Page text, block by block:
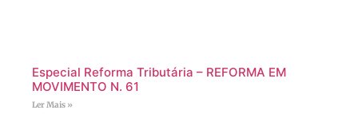
Especial Reforma Tributária – REFORMA EM
MOVIMENTO N. 61
Ler Mais »